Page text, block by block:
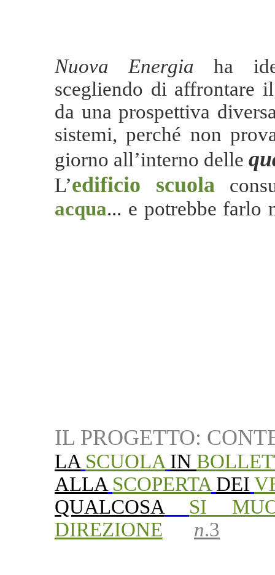
Nuova Energia ha
scegliendo di affrontare
da una prospettiva
sistemi, perché non
giorno all’interno delle
L’edificio scuola
acqua... e potrebbe farlo
IL PROGETTO:
LA SCUOLA IN
ALLA SCOPERTA DEI
QUALCOSA
SI
DIREZIONE
n.3